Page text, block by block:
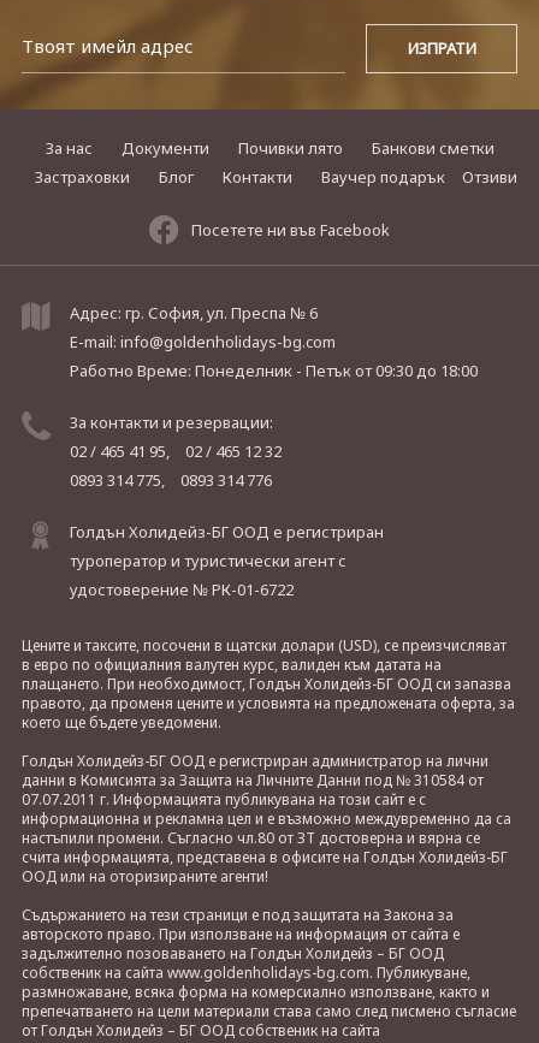
За нас Документи Почивки лято
Банкови сметки
Застраховки
Блог Контакти Ваучер подарък Отзиви
Посетете ни във Facebook
Адрес: гр. София, ул. Преспа № 6
E-mail: info@goldenholidays-bg.com
Работно Време: Понеделник - Петъкот 09:30 до 18:00
За контакти и резервации:
02 / 465 41 95,
02 / 465 12 32
0893 314 775,
0893 314 776
Голдън Холидейз-БГ ООД е регистриран
туроператор и туристически агент с
удостоверение № РК-01-6722
Цените и таксите, посочени в щатски долари (USD), се преизчисляват
в евро по официалния валутен курс, валиден към датата на
плащането. При необходимост, Голдън Холидейз-БГ ООД си запазва
правото, да променя цените и условията на предложената оферта, за
което ще бъдете уведомени.
Голдън Холидейз-БГ ООД е регистриран администратор на лични
данни в Комисията за Защита на Личните Данни под № 310584 от
07.07.2011 г. Информацията публикувана на този сайт е с
информационна и рекламна цел и е възможно междувременно да са
настъпили промени. Съгласно чл.80 от ЗТ достоверна и вярна се
счита информацията, представена в офисите на Голдън Холидейз-БГ
ООД или на оторизираните агенти!
Съдържанието на тези страници е под защитата на Закона за
авторското право. При използване на информация от сайта е
задължително позоваването на Голдън Холидейз – БГ ООД
собственик на сайта www.goldenholidays-bg.com. Публикуване,
размножаване, всяка форма на комерсиално използване, както и
препечатването на цели материали става само след писмено съгласие
от Голдън Холидейз – БГ ООД собственик на сайта